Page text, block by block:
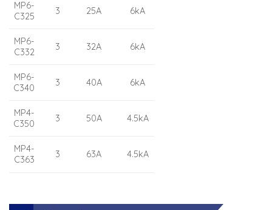
MP6-
C325
3 25A 6kA
MP6-
C332
3 32A 6kA
MP6-
C340
3 40A 6kA
MP4-
C350
3 50A 4.5kA
MP4-
C363
3 63A 4.5kA